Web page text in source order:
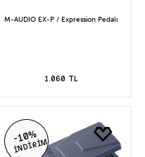
M-AUDIO EX-P / Expression Pedalı
1.060 TL
-10%
İNDİRİM